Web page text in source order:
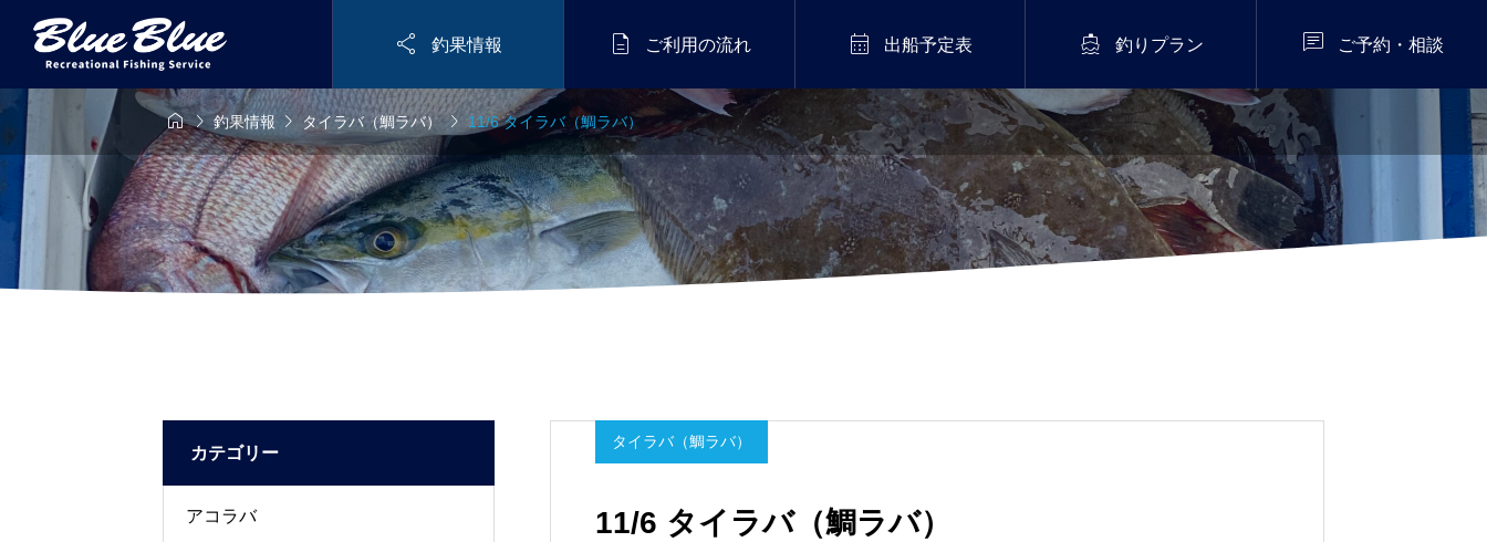
 釣果情報  ご利用の流れ  出船予定表  釣りプラン  ご予約・相談
釣果情報 タイラバ（鯛ラバ）11/6 タイラバ（鯛ラバ）
タイラバ（鯛ラバ）
11/6 タイラバ（鯛ラバ）
カテゴリー
アコラバ